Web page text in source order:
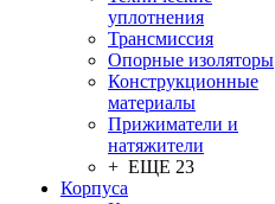
уплотнения
Трансмиссия
Опорные изоляторы
Конструкционные
материалы
Прижиматели и
натяжители
+ ЕЩЕ 23
Корпуса